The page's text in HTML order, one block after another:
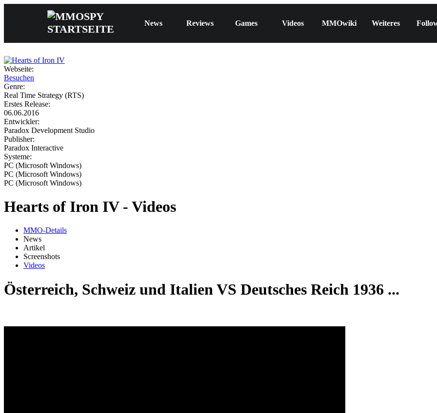
News Reviews Games Videos MMOwiki Weiteres
Webseite:
Besuchen
Genre:
Real Time Strategy (RTS)
Erstes Release:
06.06.2016
Entwickler:
Paradox Development Studio
Publisher:
Paradox Interactive
Systeme:
PC (Microsoft Windows)
PC (Microsoft Windows)
PC (Microsoft Windows)
Hearts of Iron IV - Videos
MMO-Details
News
Artikel
Screenshots
Videos
Österreich, Schweiz und Italien VS Deutsches Reich 1936 ...